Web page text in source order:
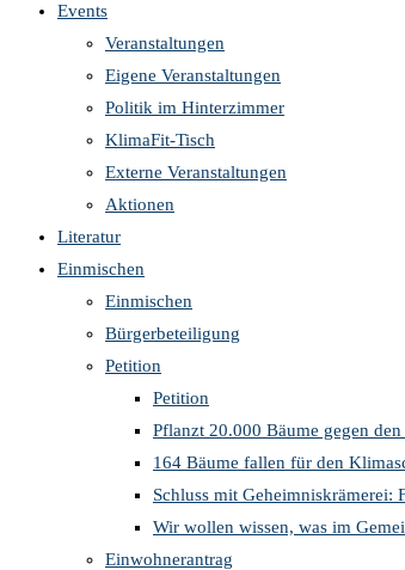
Events
Veranstaltungen
Eigene Veranstaltungen
Politik im Hinterzimmer
KlimaFit-Tisch
Externe Veranstaltungen
Aktionen
Literatur
Einmischen
Einmischen
Bürgerbeteiligung
Petition
Petition
Pflanzt 20.000 Bäume gegen
164 Bäume fallen für den
Schluss mit Geheimniskrämerei:
Wir wollen wissen, was im
Einwohnerantrag